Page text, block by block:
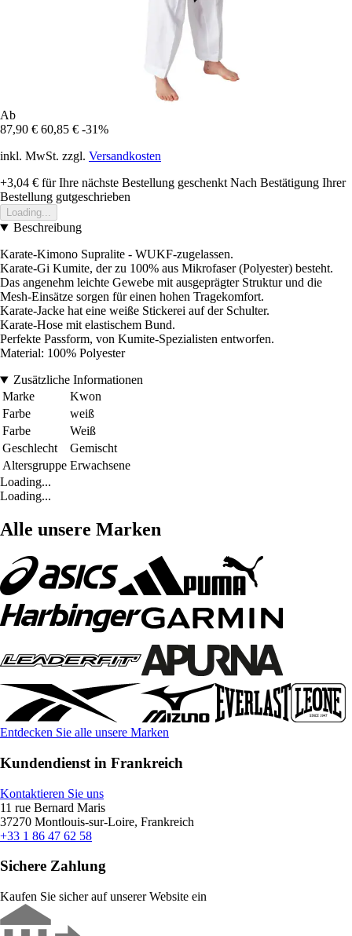
Ab
87,90 € 60,85 € -31%
inkl. MwSt. zzgl. Versandkosten
+3,04 € für Ihre nächste Bestellung geschenkt Nach Bestätigung Ihrer
Bestellung gutgeschrieben
Loading...
Beschreibung
Karate-Kimono Supralite - WUKF-zugelassen.
Karate-Gi Kumite, der zu 100% aus Mikrofaser (Polyester) besteht.
Das angenehm leichte Gewebe mit ausgeprägter Struktur und die
Mesh-Einsätze sorgen für einen hohen Tragekomfort.
Karate-Jacke hat eine weiße Stickerei auf der Schulter.
Karate-Hose mit elastischem Bund.
Perfekte Passform, von Kumite-Spezialisten entworfen.
Material: 100% Polyester
Zusätzliche Informationen
Marke
Kwon
Farbe
weiß
Farbe
Weiß
Geschlecht
Gemischt
Altersgruppe Erwachsene
Loading...
Loading...
Alle unsere Marken
Entdecken Sie alle unsere Marken
Kundendienst in Frankreich
Kontaktieren Sie uns
11 rue Bernard Maris
37270 Montlouis-sur-Loire, Frankreich
+33 1 86 47 62 58
Sichere Zahlung
Kaufen Sie sicher auf unserer Website ein